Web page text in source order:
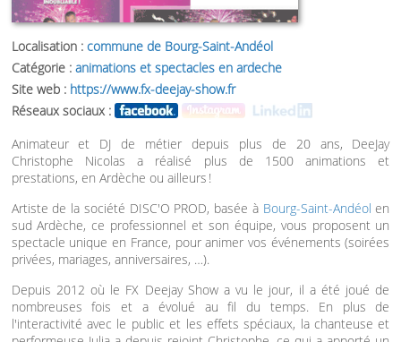
Localisation : commune de Bourg-Saint-Andéol
Catégorie : animations et spectacles en ardeche
Site web : https://www.fx-deejay-show.fr
Réseaux sociaux :
Animateur et DJ de métier depuis plus de 20 ans, DeeJay
Christophe Nicolas a réalisé plus de 1500 animations et
prestations, en Ardèche ou ailleurs !
Artiste de la société DISC'O PROD, basée à Bourg-Saint-Andéol en
sud Ardèche, ce professionnel et son équipe, vous proposent un
spectacle unique en France, pour animer vos événements (soirées
privées, mariages, anniversaires, …).
Depuis 2012 où le FX Deejay Show a vu le jour, il a été joué de
nombreuses fois et a évolué au fil du temps. En plus de
l'interactivité avec le public et les effets spéciaux, la chanteuse et